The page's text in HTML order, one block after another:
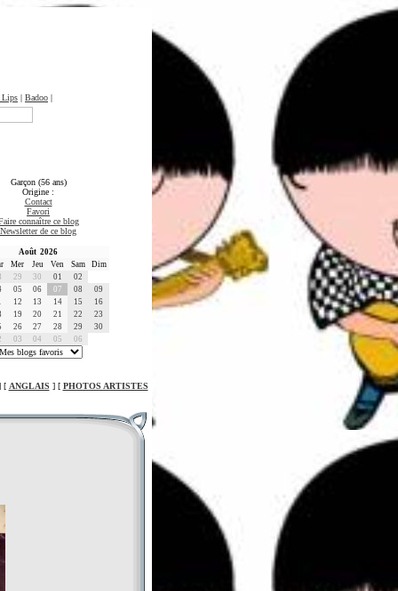
Lips | Badoo |
Garçon (56 ans)
Origine :
Contact
Favori
connaître ce blog
Newsletter de ce blog
Août 2026
Mer Jeu Ven Sam
Dim
29 30 01
02
05 06 07 08
09
12 13 14 15
16
19 20 21 22
23
26 27 28 29
30
03 04 05 06
[ ANGLAIS ] [ PHOTOS ARTISTES